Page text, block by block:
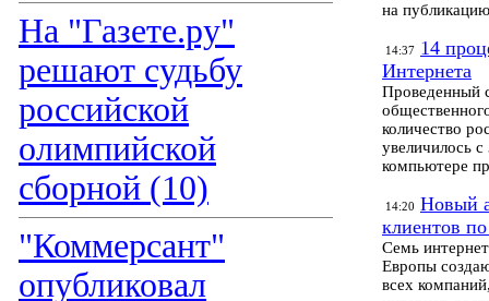
На "Газете.ру"
решают судьбу
российской
олимпийской
сборной (10)
"Коммерсант"
опубликовал
на
14:37 14
Интернета
Проведенный
количество
увеличилось
компьютере
14:20 Новый
клиентов
Cемь
Европы
всех